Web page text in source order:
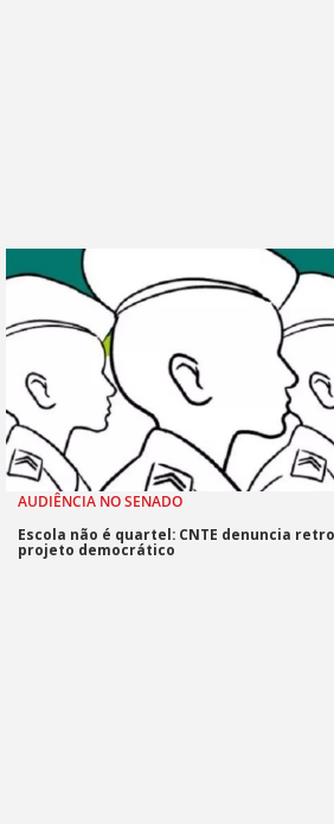
AUDIÊNCIA NO SENADO
Escola não é quartel: CNTE denuncia
projeto democrático